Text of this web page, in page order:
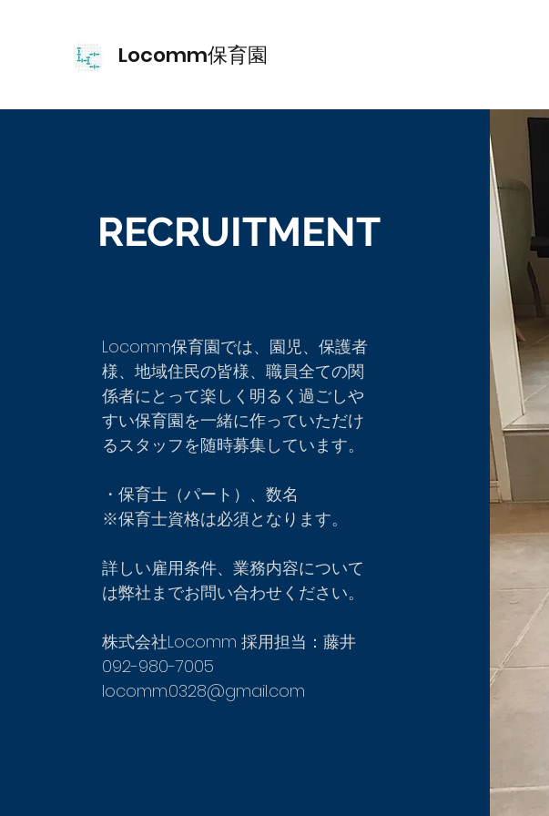
Locomm保育園
RECRUITMENT
​Locomm保育園では、園児、保護者
様、地域住民の皆様、職員全ての関
係者にとって楽しく明るく過ごしや
すい保育園を一緒に作っていただけ
るスタッフを随時募集しています。
・保育士（パート）、数名
※保育士資格は必須となります。
詳しい雇用条件、業務内容について
は弊社までお問い合わせください。
株式会社Locomm 採用担当：藤井
092-980-7005
locomm.0328@gmail.com